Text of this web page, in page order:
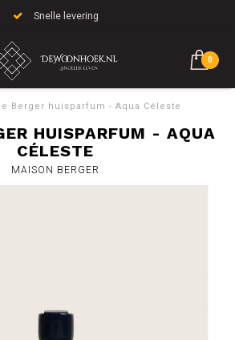
Snelle levering
0
Berger huisparfum - Aqua Céleste
HUISPARFUM - AQUA
CÉLESTE
MAISON BERGER